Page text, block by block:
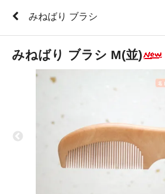
みねばり ブラシ
みねばり ブラシ M(並)